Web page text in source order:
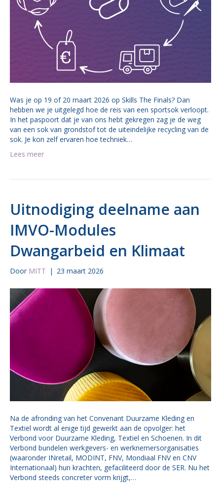
Was je op 19 of 20 maart 2026 op Skills The Finals? Dan
hebben we je uitgelegd hoe de reis van een sportsok verloopt.
In het paspoort dat je van ons hebt gekregen zag je de weg
van een sok van grondstof tot de uiteindelijke recycling van de
sok. Je kon zelf ervaren hoe techniek…
Lees meer
Uitnodiging deelname aan
IMVO-Modules
Dwangarbeid en Klimaat
Door MITT | 23 maart 2026
Na de afronding van het Convenant Duurzame Kleding en
Textiel wordt al enige tijd gewerkt aan de opvolger: het
Verbond voor Duurzame Kleding, Textiel en Schoenen. In dit
Verbond bundelen werkgevers- en werknemersorganisaties
(waaronder INretail, MODINT, FNV, Mondiaal FNV en CNV
Internationaal) hun krachten, gefaciliteerd door de SER. Nu het
Verbond steeds concreter vorm krijgt,…